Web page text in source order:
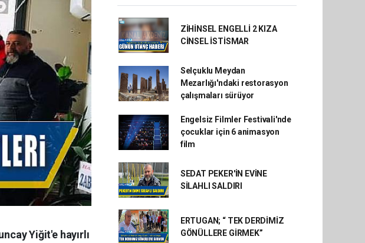
Yiğit'e hayırlı
ZİHİNSEL ENGELLİ 2 KIZA
CİNSEL İSTİSMAR
Selçuklu Meydan
Mezarlığı'ndaki restorasyon
çalışmaları sürüyor
Engelsiz Filmler Festivali'nde
çocuklar için 6 animasyon
film
SEDAT PEKER'İN EVİNE
SİLAHLI SALDIRI
ERTUGAN; “ TEK DERDİMİZ
GÖNÜLLERE GİRMEK”